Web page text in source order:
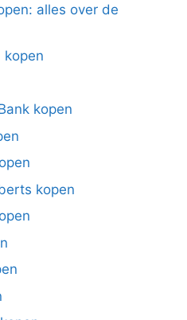
alles over de
kopen
kopen
kopen